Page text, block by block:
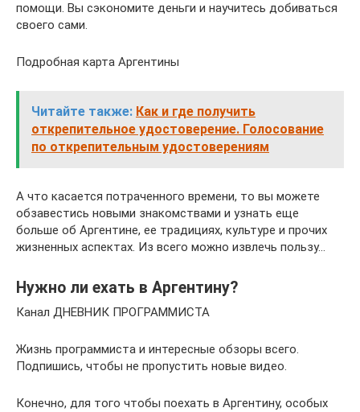
помощи. Вы сэкономите деньги и научитесь добиваться
своего сами.
Подробная карта Аргентины
Читайте также: Как и где получить
открепительное удостоверение. Голосование
по открепительным удостоверениям
А что касается потраченного времени, то вы можете
обзавестись новыми знакомствами и узнать еще
больше об Аргентине, ее традициях, культуре и прочих
жизненных аспектах. Из всего можно извлечь пользу…
Нужно ли ехать в Аргентину?
Канал ДНЕВНИК ПРОГРАММИСТА
Жизнь программиста и интересные обзоры всего.
Подпишись, чтобы не пропустить новые видео.
Конечно, для того чтобы поехать в Аргентину, особых